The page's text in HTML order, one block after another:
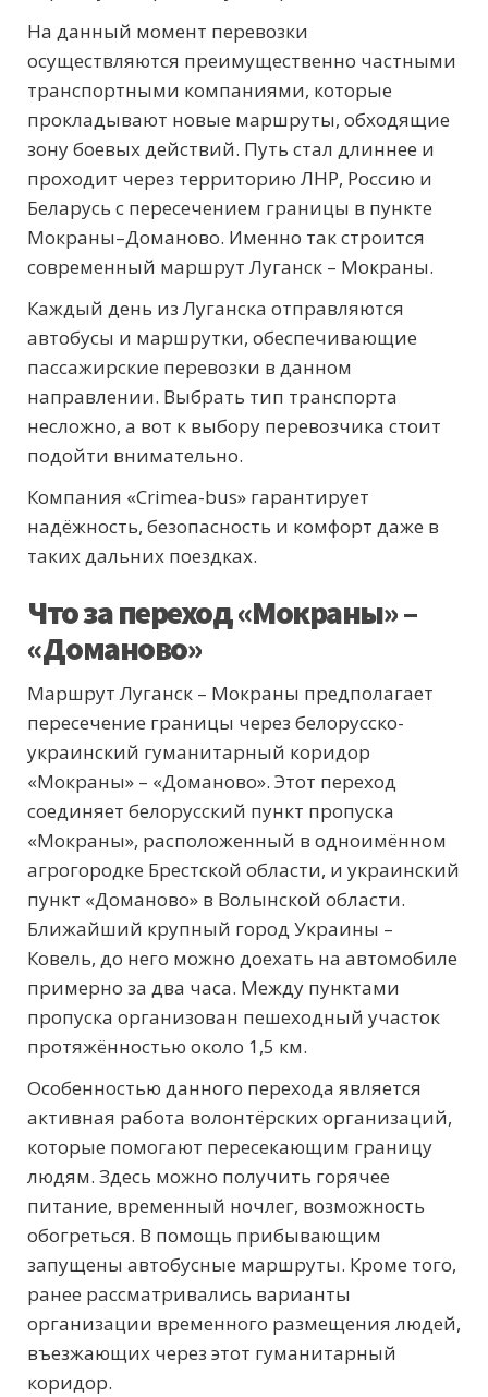
На данный момент перевозки
осуществляются преимущественно частными
транспортными компаниями, которые
прокладывают новые маршруты, обходящие
зону боевых действий. Путь стал длиннее и
проходит через территорию ЛНР, Россию и
Беларусь с пересечением границы в пункте
Мокраны–Доманово. Именно так строится
современный маршрут Луганск – Мокраны.
Каждый день из Луганска отправляются
автобусы и маршрутки, обеспечивающие
пассажирские перевозки в данном
направлении. Выбрать тип транспорта
несложно, а вот к выбору перевозчика стоит
подойти внимательно.
Компания «Crimea-bus» гарантирует
надёжность, безопасность и комфорт даже в
таких дальних поездках.
Что за переход «Мокраны» –
«Доманово»
Маршрут Луганск – Мокраны предполагает
пересечение границы через белорусско-
украинский гуманитарный коридор
«Мокраны» – «Доманово». Этот переход
соединяет белорусский пункт пропуска
«Мокраны», расположенный в одноимённом
агрогородке Брестской области, и украинский
пункт «Доманово» в Волынской области.
Ближайший крупный город Украины –
Ковель, до него можно доехать на автомобиле
примерно за два часа. Между пунктами
пропуска организован пешеходный участок
протяжённостью около 1,5 км.
Особенностью данного перехода является
активная работа волонтёрских организаций,
которые помогают пересекающим границу
людям. Здесь можно получить горячее
питание, временный ночлег, возможность
обогреться. В помощь прибывающим
запущены автобусные маршруты. Кроме того,
ранее рассматривались варианты
организации временного размещения людей,
въезжающих через этот гуманитарный
коридор.